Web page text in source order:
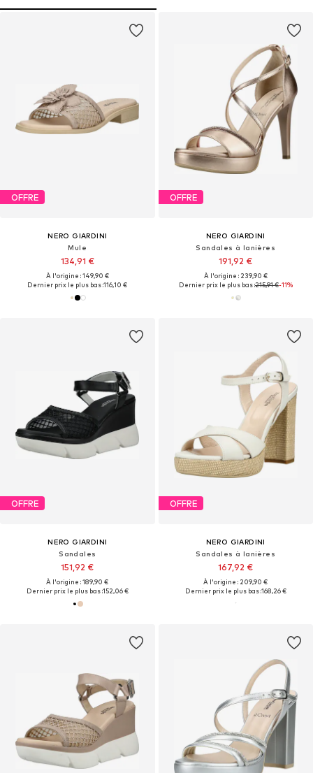
OFFRE
NERO GIARDINI
Mule
134,91 €
À l'origine : 149,90 €
Dernier prix le plus bas :116,10 €
OFFRE
NERO GIARDINI
Sandales à lanières
191,92 €
À l'origine : 239,90 €
Dernier prix le plus bas :215,91 €-11%
OFFRE
NERO GIARDINI
Sandales
151,92 €
À l'origine : 189,90 €
Dernier prix le plus bas :152,06 €
OFFRE
NERO GIARDINI
Sandales à lanières
167,92 €
À l'origine : 209,90 €
Dernier prix le plus bas :168,26 €